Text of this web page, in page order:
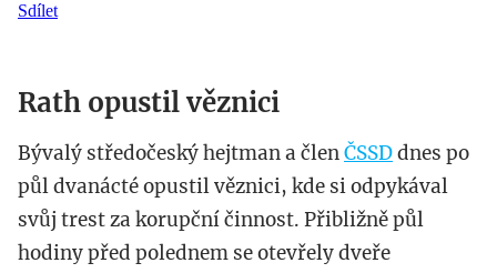
Sdílet
Rath opustil věznici
Bývalý středočeský hejtman a členČSSDdnes po
půl dvanácté opustil věznici, kde si odpykával
svůj trest za korupční činnost. Přibližně půl
hodiny před polednem se otevřely dveře